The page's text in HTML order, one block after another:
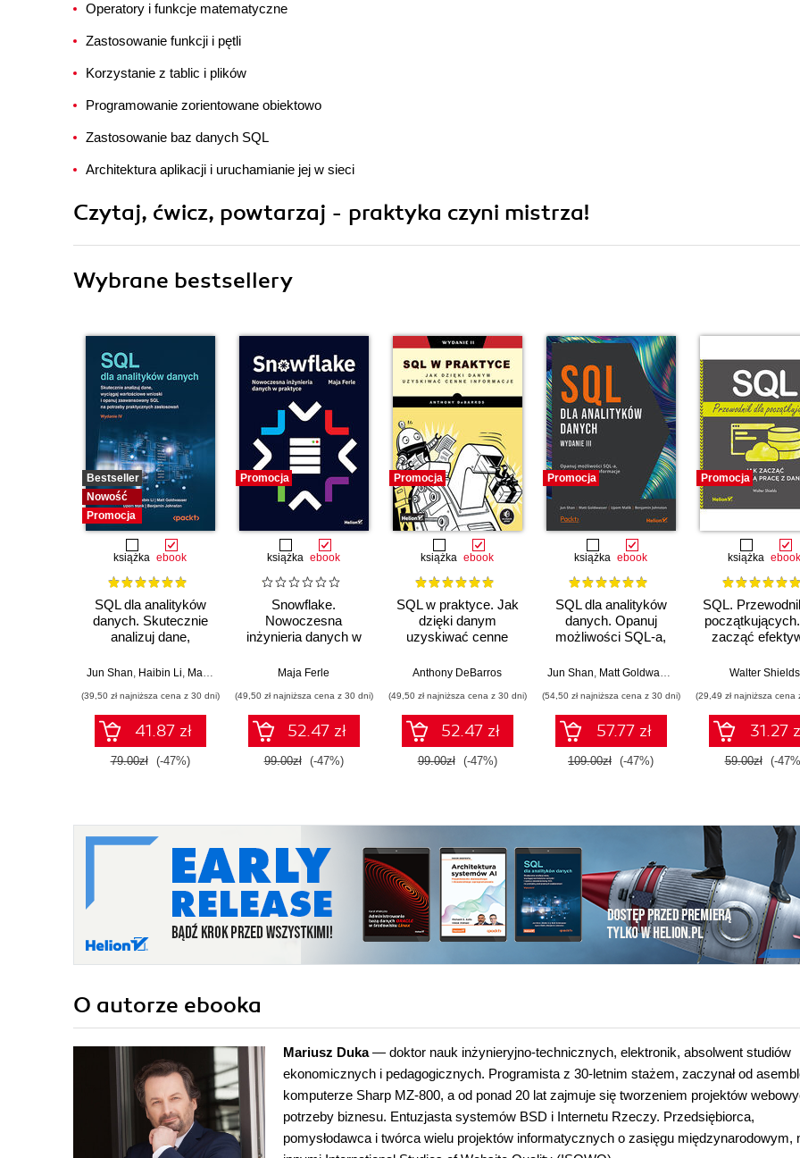
Operatory i funkcje matematyczne
Zastosowanie funkcji i pętli
Korzystanie z tablic i plików
Programowanie zorientowane obiektowo
Zastosowanie baz danych SQL
Architektura aplikacji i uruchamianie jej w sieci
Czytaj, ćwicz, powtarzaj - praktyka czyni mistrza!
Wybrane bestsellery
Bestseller
Nowość
Promocja
książka ebook
SQL dla analityków
danych. Skutecznie
analizuj dane,
wartościowe wnioski i
zaawansowany SQL
na potrzeby
praktycznych
zastosowań.
Wydanie IV
Jun Shan, Haibin Li, Matt Goldwasser Upom Malik Benjamin Johnston
(39,50 zł najniższa cena z 30 dni)
41.87 zł
79.00zł (-47%)
Promocja
książka ebook
Snowflake.
Nowoczesna
inżynieria danych w
Maja Ferle
(49,50 zł najniższa cena z 30 dni)
52.47 zł
99.00zł (-47%)
Promocja
książka ebook
SQL w praktyce. Jak
dzięki danym
uzyskiwać cenne
II
Anthony DeBarros
(49,50 zł najniższa cena z 30 dni)
52.47 zł
99.00zł (-47%)
Promocja
książka ebook
SQL dla analityków
danych. Opanuj
możliwości SQL-a,
informacje z danych.
Jun Shan, Matt Goldwasser Upom Malik, Benjamin
(54,50 zł najniższa cena z 30 dni)
57.77 zł
109.00zł (-47%)
Promocja
książka ebook
SQL.
zacząć
Walter Shields
(29,49 zł najniższa cena
31.27
59.00zł (-
O autorze ebooka
Mariusz Duka— doktor nauk inżynieryjno-technicznych, elektronik, absolwent studiów
ekonomicznych i pedagogicznych. Programista z 30-letnim stażem, zaczynał od
komputerze Sharp MZ-800, a od ponad 20 lat zajmuje się tworzeniem projektów
potrzeby biznesu. Entuzjasta systemów BSD i Internetu Rzeczy. Przedsiębiorca,
pomysłodawca i twórca wielu projektów informatycznych o zasięgu międzynarodowym,